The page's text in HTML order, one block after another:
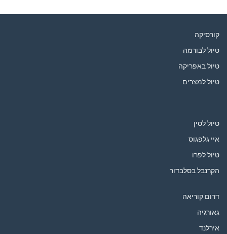
קורסיקה
טיול לבורמה
טיול באפריקה
טיול למצרים
טיול לסין
איי גלפגוס
טיול לפרו
הקרנבל בסלבדור
דרום קוריאה
גאורגיה
אירלנד